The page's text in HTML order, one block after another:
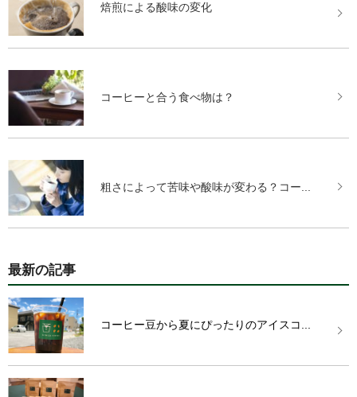
焙煎による酸味の変化
コーヒーと合う食べ物は？
粗さによって苦味や酸味が変わる？コー...
最新の記事
コーヒー豆から夏にぴったりのアイスコ...